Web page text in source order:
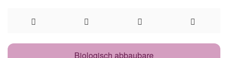
Direkt
Biologisch abbaubare